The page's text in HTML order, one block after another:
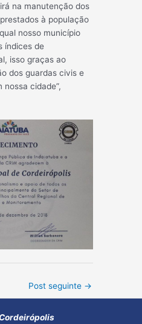
na manutenção dos
à população
nosso município
índices de
isso graças ao
dos guardas civis e
nossa cidade”,
Post seguinte →